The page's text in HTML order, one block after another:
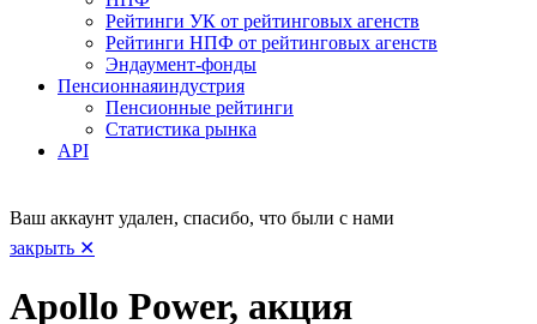
Рейтинги УК от рейтинговых агенств
Рейтинги НПФ от рейтинговых агенств
Эндаумент-фонды
Пенсионнаяиндустрия
Пенсионные рейтинги
Статистика рынка
API
Ваш аккаунт удален, спасибо, что были с нами
закрыть ✕
Apollo Power, акция